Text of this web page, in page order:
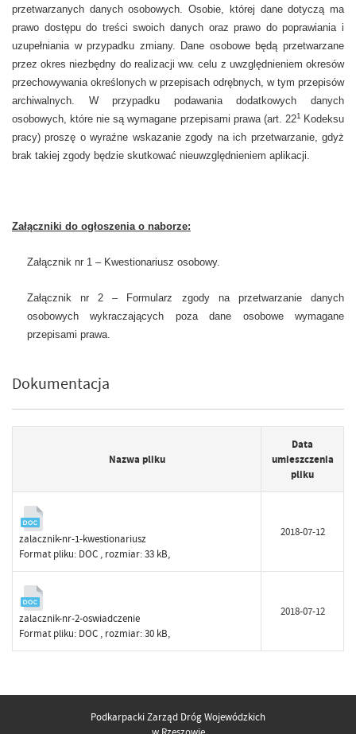
przetwarzanych danych osobowych. Osobie, której dane dotyczą ma
prawo dostępu do treści swoich danych oraz prawo do poprawiania i
uzupełniania w przypadku zmiany. Dane osobowe będą przetwarzane
przez okres niezbędny do realizacji ww. celu z uwzględnieniem okresów
przechowywania określonych w przepisach odrębnych, w tym przepisów
archiwalnych. W przypadku podawania dodatkowych danych
osobowych, które nie są wymagane przepisami prawa (art. 221 Kodeksu
pracy) proszę o wyraźne wskazanie zgody na ich przetwarzanie, gdyż
brak takiej zgody będzie skutkować nieuwzględnieniem aplikacji.
Załączniki do ogłoszenia o naborze:
Załącznik nr 1 – Kwestionariusz osobowy.
Załącznik nr 2 – Formularz zgody na przetwarzanie danych
osobowych wykraczających poza dane osobowe wymagane
przepisami prawa.
Dokumentacja
Nazwa pliku
Data
umieszczenia
pliku
zalacznik-nr-1-kwestionariusz
Format pliku: DOC , rozmiar: 33 kB,
2018-07-12
zalacznik-nr-2-oswiadczenie
Format pliku: DOC , rozmiar: 30 kB,
2018-07-12
Podkarpacki Zarząd Dróg Wojewódzkich